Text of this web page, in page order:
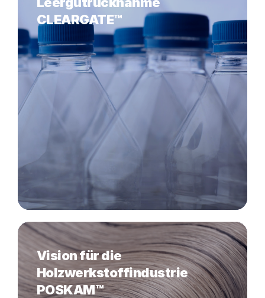
CLEARGATE™
Vision für die
Holzwerkstoffindustrie
POSKAM™